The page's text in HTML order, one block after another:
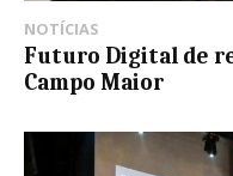
NOTÍCIAS
Futuro Digital de
Campo Maior